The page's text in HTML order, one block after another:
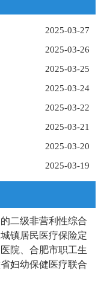
2025-03-27
2025-03-26
2025-03-25
2025-03-24
2025-03-22
2025-03-21
2025-03-20
2025-03-19
二级非营利性综合
镇居民医疗保险定
院、合肥市职工生
妇幼保健医疗联合